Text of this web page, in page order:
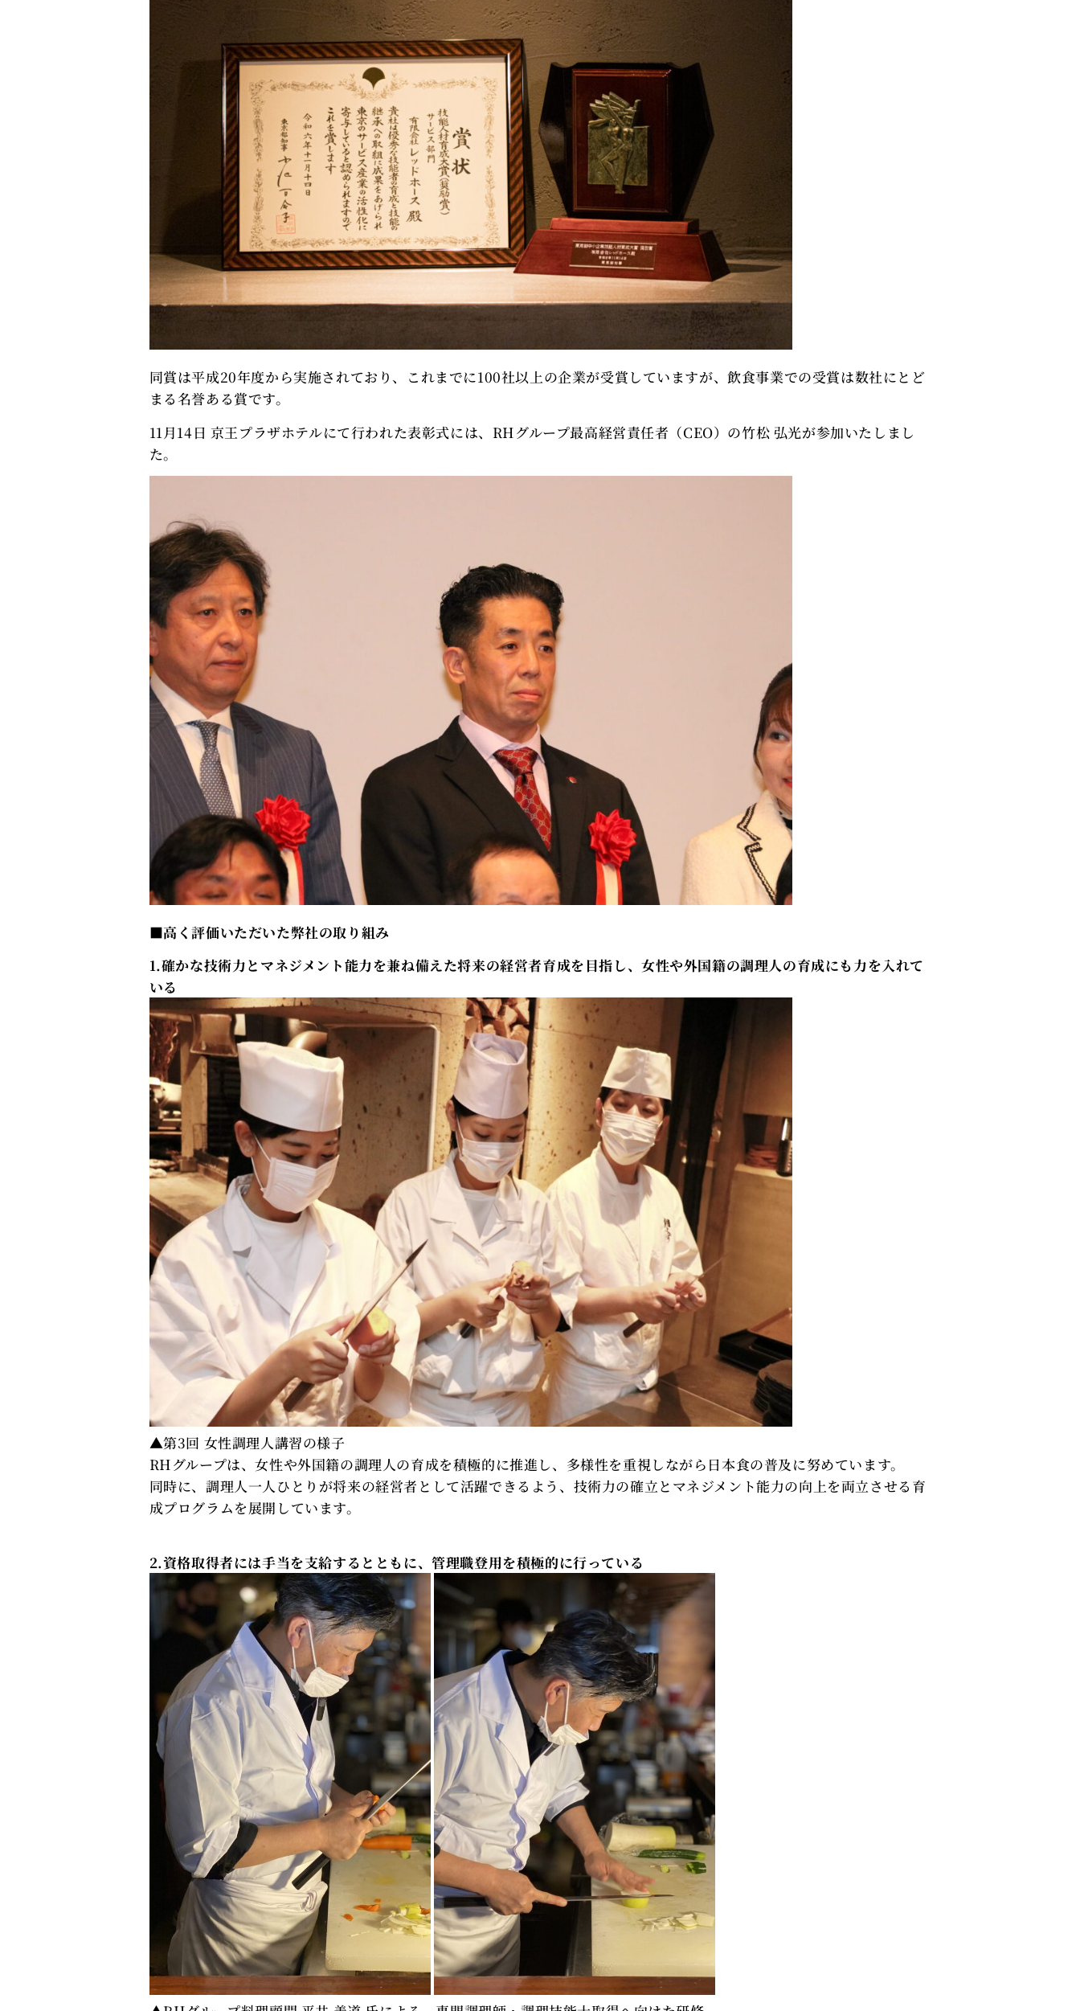
同賞は平成20年度から実施されており、これまでに100社以上の企業が受賞していますが、飲食事業での受賞は数社にとど
まる名誉ある賞です。
11月14日 京王プラザホテルにて行われた表彰式には、RHグループ最高経営責任者（CEO）の竹松 弘光が参加いたしまし
た。
■高く評価いただいた弊社の取り組み
1.確かな技術力とマネジメント能力を兼ね備えた将来の経営者育成を目指し、女性や外国籍の調理人の育成にも力を入れて
いる
▲第3回 女性調理人講習の様子
RHグループは、女性や外国籍の調理人の育成を積極的に推進し、多様性を重視しながら日本食の普及に努めています。
同時に、調理人一人ひとりが将来の経営者として活躍できるよう、技術力の確立とマネジメント能力の向上を両立させる育
成プログラムを展開しています。
2.資格取得者には手当を支給するとともに、管理職登用を積極的に行っている